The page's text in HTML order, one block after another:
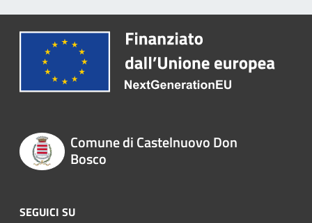
Comune di Castelnuovo Don
Bosco
SEGUICI SU